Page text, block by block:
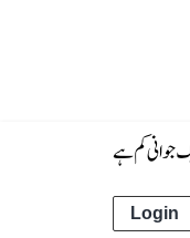
کم ہے
Login